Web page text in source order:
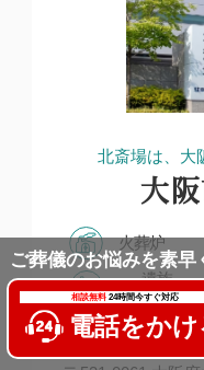
北斎場は、大
大
火葬炉
遺族
控え室有り
所在地
ご葬儀のお悩みを素
相談無料 24時間今すぐ対応
電話をかけ